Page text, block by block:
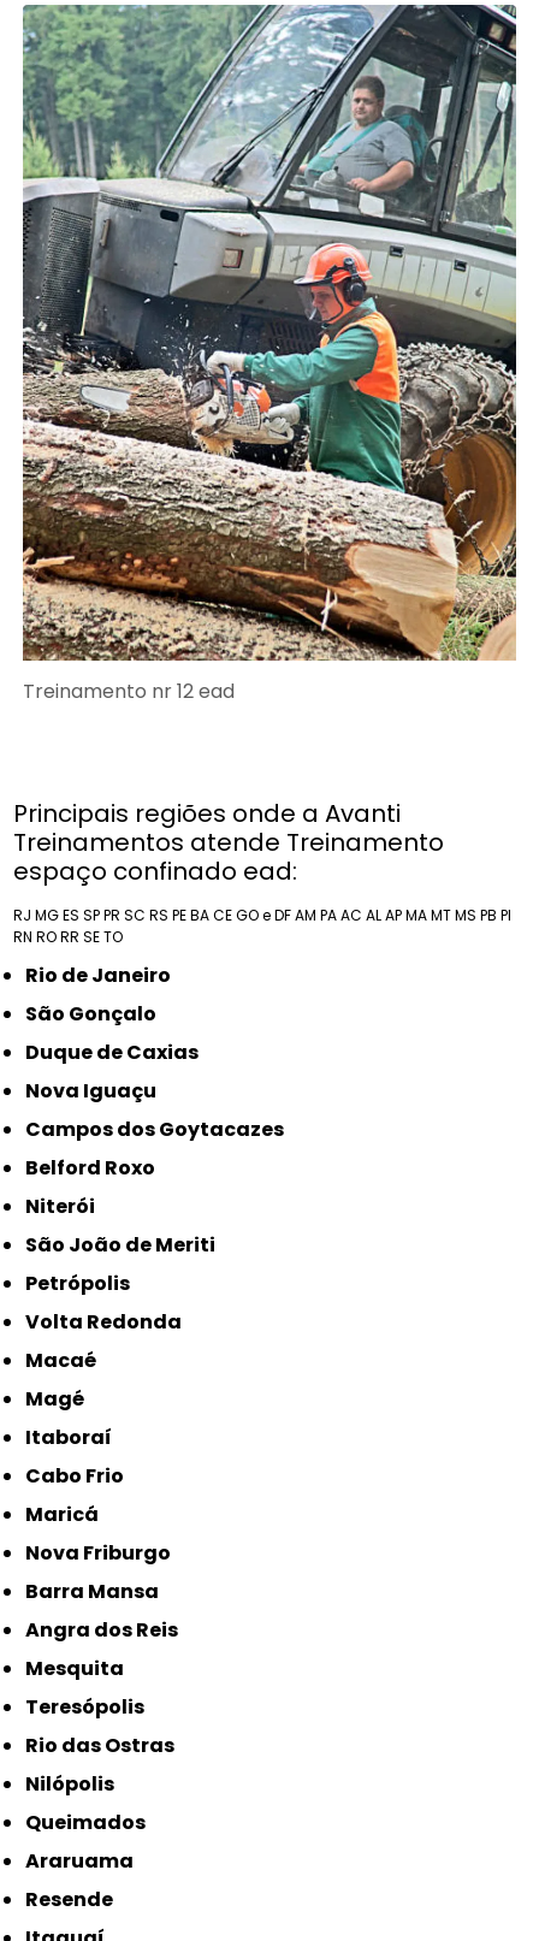
Treinamento nr 12 ead
Principais regiões onde a Avanti
Treinamentos atende Treinamento
espaço confinado ead:
RJ MGES SPPR SC RS PEBACEGO e DFAM PAAC ALAPMAMTMS PB PI
RN RORR SETO
Rio de Janeiro
São Gonçalo
Duque de Caxias
Nova Iguaçu
Campos dos Goytacazes
Belford Roxo
Niterói
São João de Meriti
Petrópolis
Volta Redonda
Macaé
Magé
Itaboraí
Cabo Frio
Maricá
Nova Friburgo
Barra Mansa
Angra dos Reis
Mesquita
Teresópolis
Rio das Ostras
Nilópolis
Queimados
Araruama
Resende